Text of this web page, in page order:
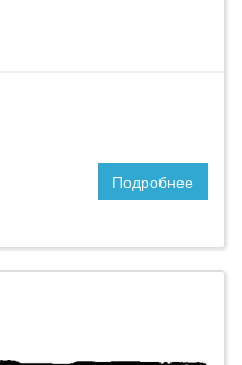
Подробнее